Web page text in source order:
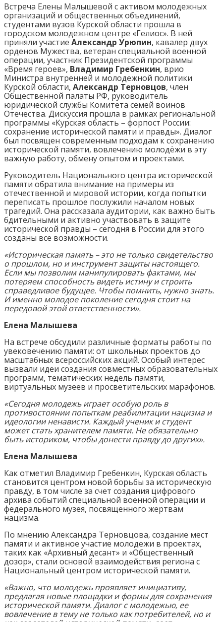
Встреча Елены Малышевой с активом молодежных
организаций и общественных объединений,
студентами вузов Курской области прошла в
городском молодежном центре «Гелиос». В ней
приняли участие Александр Урюпин, кавалер двух
орденов Мужества, ветеран специальной военной
операции, участник Президентской программы
«Время героев», Владимир Гребенкин, врио
Министра внутренней и молодежной политики
Курской области, Александр Терновцов, член
Общественной палаты РФ, руководитель
юридической службы Комитета семей воинов
Отечества. Дискуссия прошла в рамках региональной
программы «Курская область – форпост России:
сохранение исторической памяти и правды». Диалог
был посвящен современным подходам к сохранению
исторической памяти, вовлечению молодёжи в эту
важную работу, обмену опытом и проектами.
Руководитель Национального центра исторической
памяти обратила внимание на примеры из
отечественной и мировой истории, когда попытки
переписать прошлое послужили началом новых
трагедий. Она рассказала аудитории, как важно быть
бдительными и активно участвовать в защите
исторической правды – сегодня в России для этого
созданы все возможности.
«Историческая память – это не только свидетельство
о прошлом, но и инструмент защиты настоящего.
Если мы позволим манипулировать фактами, мы
потеряем способность видеть истину и строить
справедливое будущее. Чтобы помнить, нужно знать.
И именно молодое поколение сегодня стоит на
передовой этой ответственности».
Елена Малышева
На встрече обсудили различные форматы работы по
увековечению памяти: от школьных проектов до
масштабных всероссийских акций. Особый интерес
вызвали идеи создания совместных образовательных
программ, тематических недель памяти,
виртуальных музеев и просветительских марафонов.
«Сегодня молодежь играет особую роль в
противостоянии попыткам реабилитации нацизма и
идеологии ненависти. Каждый ученик и студент
может стать хранителем памяти. Не обязательно
быть историком, чтобы донести правду до других».
Елена Малышева
Как отметил Владимир Гребенкин, Курская область
становится центром новой борьбы за историческую
правду, в том числе за счет создания цифрового
архива событий специальной военной операции и
федерального музея, посвященного жертвам
нацизма.
По мнению Александра Терновцова, создание мест
памяти и активное участие молодежи в проектах,
таких как «Архивный десант» и «Общественный
дозор», стали основой взаимодействия региона с
Национальный центром исторической памяти.
«Важно, что молодежь проявляет инициативу,
предлагая новые площадки и формы для сохранения
исторической памяти. Диалог с молодежью, ее
вовлечение в тему не только как потребителей, но и